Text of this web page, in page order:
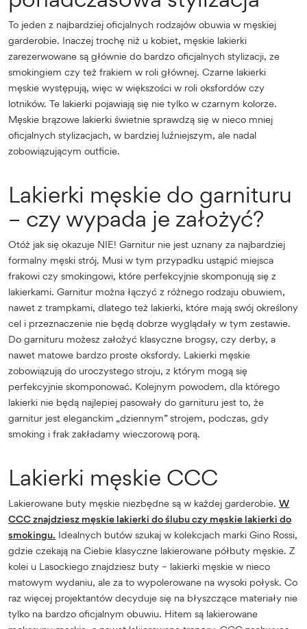
To jeden z najbardziej oficjalnych rodzajów obuwia w męskiej
garderobie. Inaczej trochę niż u kobiet, męskie lakierki
zarezerwowane są głównie do bardzo oficjalnych stylizacji, ze
smokingiem czy też frakiem w roli głównej. Czarne lakierki
męskie występują, więc w większości w roli oksfordów czy
lotników. Te lakierki pojawiają się nie tylko w czarnym kolorze.
Męskie brązowe lakierki świetnie sprawdzą się w nieco mniej
oficjalnych stylizacjach, w bardziej luźniejszym, ale nadal
zobowiązującym outficie.
Lakierki męskie do garnituru
– czy wypada je założyć?
Otóż jak się okazuje NIE! Garnitur nie jest uznany za najbardziej
formalny męski strój. Musi w tym przypadku ustąpić miejsca
frakowi czy smokingowi, które perfekcyjnie skomponują się z
lakierkami. Garnitur można łączyć z różnego rodzaju obuwiem,
nawet z trampkami, dlatego też lakierki, które mają swój określony
cel i przeznaczenie nie będą dobrze wyglądały w tym zestawie.
Do garnituru możesz założyć klasyczne brogsy, czy derby, a
nawet matowe bardzo proste oksfordy. Lakierki męskie
zobowiązują do uroczystego stroju, z którym mogą się
perfekcyjnie skomponować. Kolejnym powodem, dla którego
lakierki nie będą najlepiej pasowały do garnituru jest to, że
garnitur jest eleganckim „dziennym” strojem, podczas, gdy
smoking i frak zakładamy wieczorową porą.
Lakierki męskie CCC
Lakierowane buty męskie niezbędne są w każdej garderobie. W
CCC znajdziesz męskie lakierki do ślubu czy męskie lakierki do
smokingu. Idealnych butów szukaj w kolekcjach marki Gino Rossi,
gdzie czekają na Ciebie klasyczne lakierowane półbuty męskie. Z
kolei u Lasockiego znajdziesz buty – lakierki męskie w nieco
matowym wydaniu, ale za to wypolerowane na wysoki połysk. Co
raz więcej projektantów decyduje się na błyszczące materiały nie
tylko na bardzo oficjalnym obuwiu. Hitem są lakierowane